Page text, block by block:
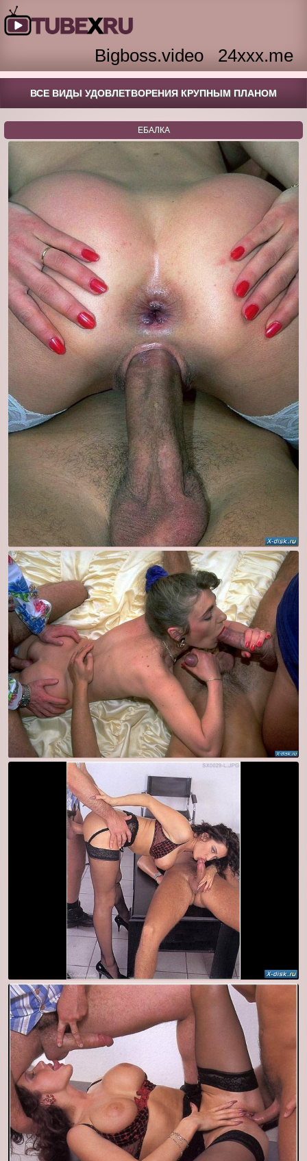
Bigboss.video 24xxx.me
ВСЕ ВИДЫ УДОВЛЕТВОРЕНИЯ КРУПНЫМ ПЛАНОМ
ЕБАЛКА